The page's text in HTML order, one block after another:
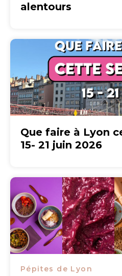
alentours
Que faire à Lyon
15- 21 juin 2026
Pépites de Lyon